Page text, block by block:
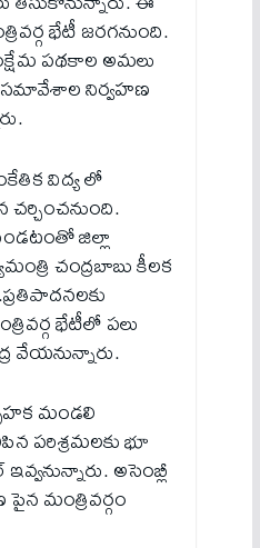
భేటీ జరగనుంది.
పథకాల అమలు
సమావేశాల నిర్వహణ
విద్య లో
చర్చించనుంది.
జిల్లా
చంద్రబాబు కీలక
భేటీలో పలు
వేయనున్నారు.
మండలి
పరిశ్రమలకు భూ
అసెంబ్లీ
మంత్రివర్గం